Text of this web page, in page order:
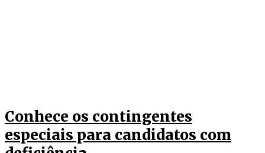
Conhece os contingentes
especiais para candidatos com